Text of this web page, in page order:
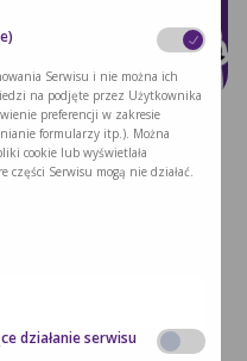
w Krakowie zapraszamy
„Damy radę”
2.0, PKU w Domu)
Serwisu i nie można ich
na podjęte przez Użytkownika
preferencji w zakresie
formularzy itp.). Można
cookie lub wyświetlała
Serwisu mogą nie działać.
działanie serwisu